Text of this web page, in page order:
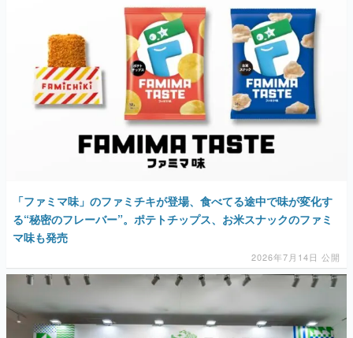
ゲームが変えた日本語
「経験値」「裏技」「ラスボス」… ゲームにまつわる言葉
の起源や用法の変遷を、コンピューター文化史研究家・タ
イニーP氏が徹底調査。
カテゴリ
アプリレビュー
その他
電ファミニコゲーマーとは？
運営：株式会社マレ
「ファミマ味」のファミチキが登場、食べてる途中で味が変化す
る“秘密のフレーバー”。ポテトチップス、お米スナックのファミ
マ味も発売
2026年7月14日 公開